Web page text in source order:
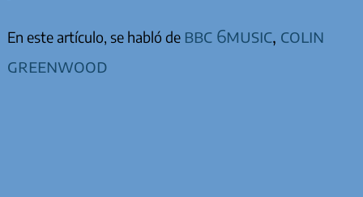
En este artículo, se habló de bbc 6music, colin
greenwood